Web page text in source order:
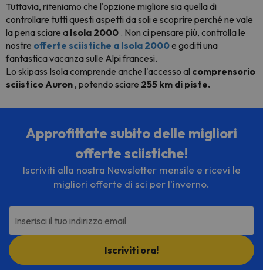
Tuttavia, riteniamo che l'opzione migliore sia quella di
controllare tutti questi aspetti da soli e scoprire perché ne vale
la pena sciare a Isola 2000 . Non ci pensare più, controlla le
nostre offerte sciistiche a Isola 2000e goditi una
fantastica vacanza sulle Alpi francesi.
Lo skipass Isola comprende anche l'accesso al comprensorio
sciistico Auron , potendo sciare 255 km di piste.
Approfittate subito delle migliori
offerte sciistiche!
Iscriviti alla nostra Newsletter mensile e ricevi le
migliori offerte di sci per l'inverno.
Inserisci il tuo indirizzo email
Iscriviti ora!